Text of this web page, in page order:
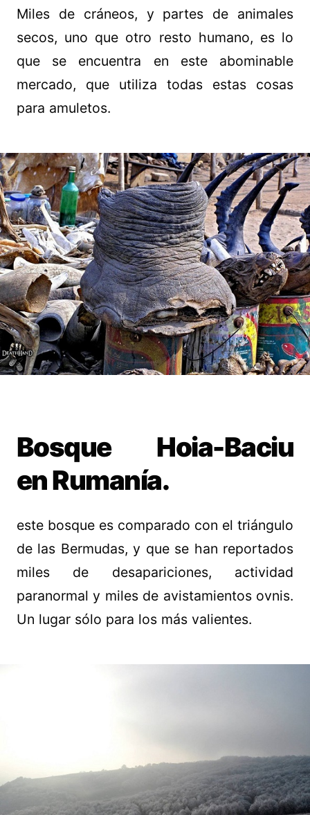
Miles de cráneos, y partes de animales
secos, uno que otro resto humano, es lo
que se encuentra en este abominable
mercado, que utiliza todas estas cosas
para amuletos.
Bosque Hoia-Baciu
en Rumanía.
este bosque es comparado con el triángulo
de las Bermudas, y que se han reportados
miles de desapariciones, actividad
paranormal y miles de avistamientos ovnis.
Un lugar sólo para los más valientes.